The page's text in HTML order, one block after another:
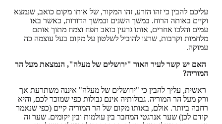
עליכם להבין כי זהו הזרע, זהו המקור, של אותו מקום כואב, שנמצא
וקיים באותה הרוח. במשך השנים ובמשך הדורות, כאשר באו
עמים והלכו אחרים, אותו גרעין כואב תפח וצמח מתוך אותם
מלחמות וקרבות, שרצו להוביל לשלטון על מקום בעל עוצמה כה
עמוקה.
האם יש קשר לעיר האור "ירושלים של מעלה", הנמצאת מעל הר
המוריה?
ראשית, עליך להבין כי "ירושלים של מעלה" איננה משתרעת אך
ורק מעל הר המוריה. גבולותיה אינם גבולות כפי שמוכר לכם, והיא
רחבה ביותר. אולם, באותו מקום של הר המוריה קיים (כפי שנאמר
קודם לכן) שער אנרגטי המחבר בין עולמות ובין יקומים. שער זה